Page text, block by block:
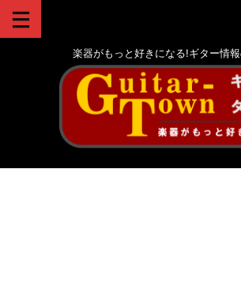
楽器がもっと好きになる!ギター情